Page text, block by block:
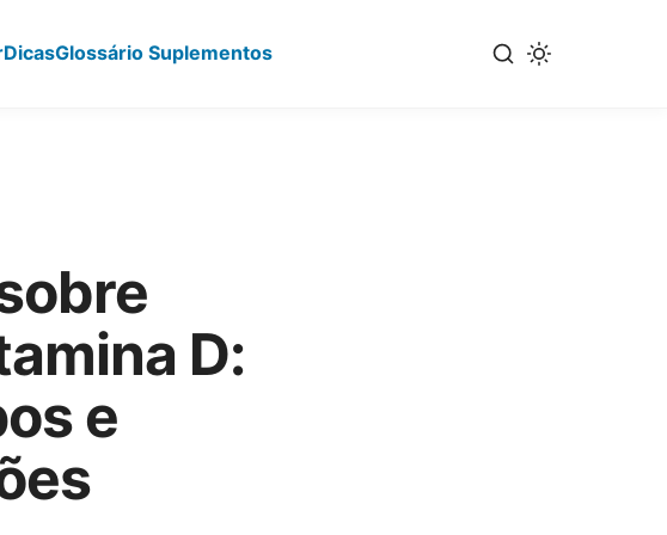
DicasGlossário Suplementos
D:
e